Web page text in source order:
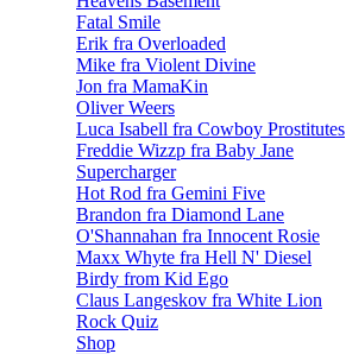
Fatal Smile
Erik fra Overloaded
Mike fra Violent Divine
Jon fra MamaKin
Oliver Weers
Luca Isabell fra Cowboy Prostitutes
Freddie Wizzp fra Baby Jane
Supercharger
Hot Rod fra Gemini Five
Brandon fra Diamond Lane
O'Shannahan fra Innocent Rosie
Maxx Whyte fra Hell N' Diesel
Birdy from Kid Ego
Claus Langeskov fra White Lion
Rock Quiz
Shop